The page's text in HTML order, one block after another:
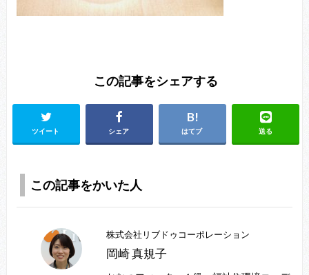
この記事をシェアする
ツイート シェア はてブ 送る
この記事をかいた人
株式会社リブドゥコーポレーション
岡崎 真規子